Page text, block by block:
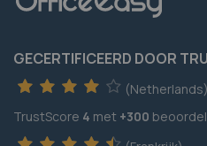
GECERTIFICEERD DOOR
(Netherlands)
TrustScore 4 met +300